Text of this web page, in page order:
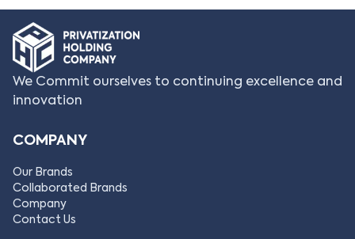
We Commit ourselves to continuing excellence and
innovation
COMPANY
Our Brands
Collaborated Brands
Company
Contact Us